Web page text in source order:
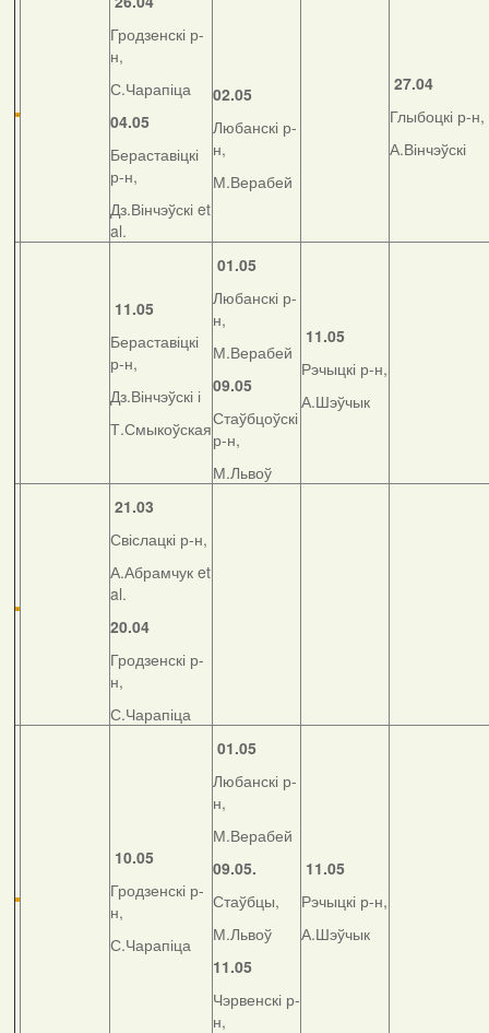
Гродзенскі р-
н,
С.Чарапіца
04.05
Бераставіцкі
р-н,
Дз.Вінчэўскі et
al.
02.05
Любанскі р-
н,
М.Верабей
27.04
Глыбоцкі р-н,
А.Вінчэўскі
11.05
Бераставіцкі
р-н,
Дз.Вінчэўскі і
Т.Смыкоўская
01.05
Любанскі р-
н,
М.Верабей
09.05
Стаўбцоўскі
р-н,
М.Львоў
11.05
Рэчыцкі р-н,
А.Шэўчык
21.03
Свіслацкі р-н,
А.Абрамчук et
al.
20.04
Гродзенскі р-
н,
С.Чарапіца
10.05
Гродзенскі р-
н,
С.Чарапіца
01.05
Любанскі р-
н,
М.Верабей
09.05.
Стаўбцы,
М.Львоў
11.05
Чэрвенскі р-
н,
11.05
Рэчыцкі р-н,
А.Шэўчык